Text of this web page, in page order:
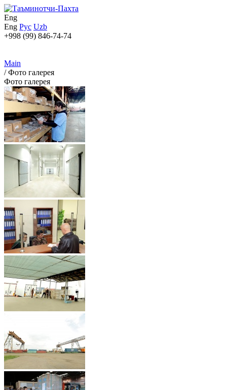
Eng
Eng Рус Uzb
+998 (99) 846-74-74
Main
/Фото галерея
Фото галерея